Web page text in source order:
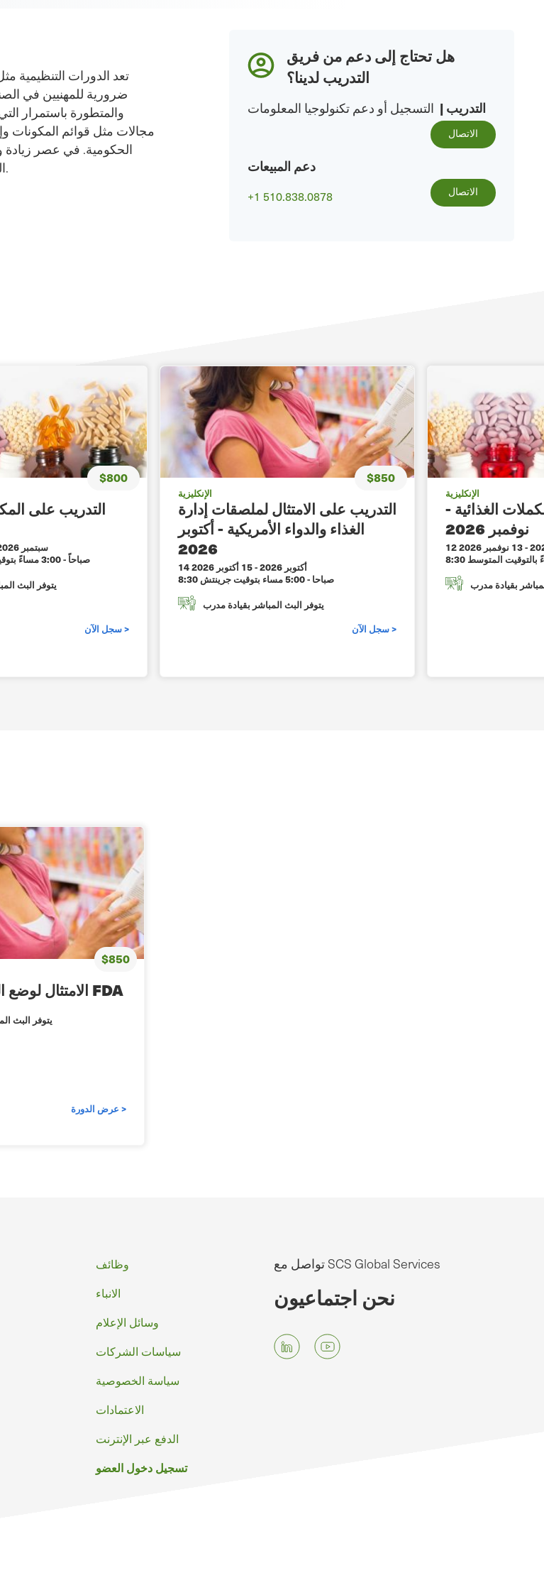
تعد الدورات التنظيمية
ضرورية للمهنيين في
والمتطورة باستمرار
مجالات مثل قوائم المكونات
الحكومية. في عصر زيادة
التنقل في المشهد التنظيمي بثقة والحفاظ على أعلى معايير الجودة والسلامة.
هل تحتاج إلى دعم من فريق
التدريب لدينا؟
التدريب | التسجيل أو دعم تكنولوجيا المعلومات
الاتصال
دعم المبيعات
+1 510.838.0878 الاتصال
$800
التدريب على
24 سبتمبر 2026
8:30 صباحاً - 3:00 مساءً بتوقيت المحيط الهادئ
يتوفر البث
سجل الآن >
$850
الإنكليزية
التدريب على الامتثال لملصقات إدارة
الغذاء والدواء الأمريكية - أكتوبر
2026
14 أكتوبر 2026 -15 أكتوبر 2026
8:30 صباحا - 5:00 مساء بتوقيت جرينتش
يتوفر البث المباشر بقيادة مدرب
سجل الآن >
الإنكليزية
الغذائية -
نوفمبر 2026
-13 نوفمبر 2026
بقيادة مدرب
$850
الامتثال لوضع العلامات الغذائية FDA
يتوفر البث
عرض الدورة >
تذييل
الصفحه
وظائف
الانباء
وسائل الإعلام
سياسات الشركات
سياسة الخصوصية
الاعتمادات
الدفع عبر الإنترنت
تسجيل دخول العضو
تواصل مع SCS Global Services
نحن اجتماعيون